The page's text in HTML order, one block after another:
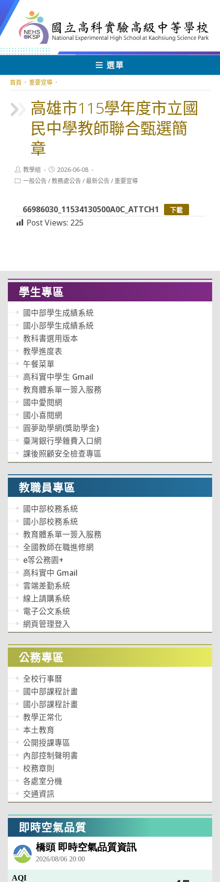
轉
至
要
容
選單
高雄市115學年度市立國
民中學教師聯合甄選簡
章
首頁 · 重要宣導 ·
Post
author:
教學組
Post
published:
2026-06-08
Post一般公告/教務處公告/最新公告/重要宣導
66986030_11534130500A0C_ATTCH1 下載
Post Views: 225
學生專區
國中部學生成績系統
國小部學生成績系統
教科書選用版本
教學進度表
午餐菜單
高科實中學生 Gmail
教育體系單一簽入服務
國中愛閱網
國小喜閱網
圓夢助學網(獎助學金)
臺灣銀行學雜費入口網
課後照顧安全檢查專區
教職員專區
國中部校務系統
國小部校務系統
教育體系單一簽入服務
全國教師在職進修網
e等公務園+
高科實中 Gmail
雲端差勤系統
線上請購系統
電子公文系統
網頁管理登入
公務專區
全校行事曆
國中部課程計畫
國小部課程計畫
教學正常化
本土教育
公開授課專區
內部控制聲明書
校務章則
各處室分機
交通資訊
即時空氣品質